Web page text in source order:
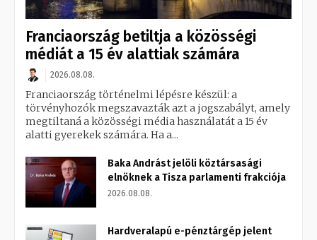
Franciaország betiltja a közösségi
médiát a 15 év alattiak számára
2026.08.08.
Franciaország történelmi lépésre készül: a
törvényhozók megszavazták azt a jogszabályt, amely
megtiltaná a közösségi média használatát a 15 év
alatti gyerekek számára. Ha a...
Baka Andrást jelöli köztársasági
elnöknek a Tisza parlamenti frakciója
2026.08.08.
Hardveralapú e-pénztárgép jelent